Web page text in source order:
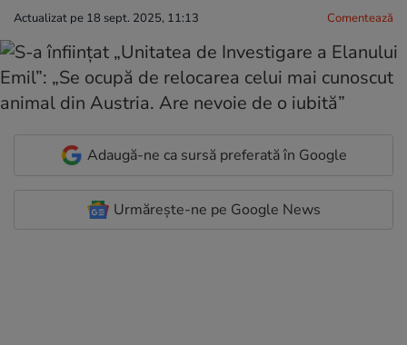
Actualizat pe 18 sept. 2025, 11:13 Comentează
Adaugă-ne ca sursă preferată în Google
Urmărește-ne pe Google News